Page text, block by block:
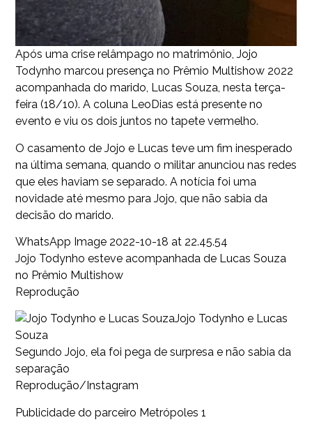
Após uma crise relâmpago no matrimônio, Jojo
Todynho marcou presença no Prêmio Multishow 2022
acompanhada do marido, Lucas Souza, nesta terça-
feira (18/10). A coluna LeoDias está presente no
evento e viu os dois juntos no tapete vermelho.
O casamento de Jojo e Lucas teve um fim inesperado
na última semana, quando o militar anunciou nas redes
que eles haviam se separado. A notícia foi uma
novidade até mesmo para Jojo, que não sabia da
decisão do marido.
WhatsApp Image 2022-10-18 at 22.45.54
Jojo Todynho esteve acompanhada de Lucas Souza
no Prêmio Multishow
Reprodução
Jojo Todynho e Lucas
Souza
Segundo Jojo, ela foi pega de surpresa e não sabia da
separação
Reprodução/Instagram
Publicidade do parceiro Metrópoles 1